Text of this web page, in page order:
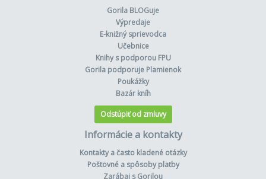
Gorila BLOGuje
Výpredaje
E-knižný sprievodca
Učebnice
Knihy s podporou FPU
Gorila podporuje Plamienok
Poukážky
Bazár kníh
Odstúpiť od zmluvy
Informácie a kontakty
Kontakty a často kladené otázky
Poštovné a spôsoby platby
Zarábaj s Gorilou